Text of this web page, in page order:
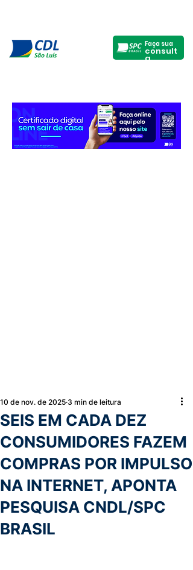
Faça sua
consult
a
SEIS EM CADA DEZ
CONSUMIDORES FAZEM
COMPRAS POR IMPULSO
NA INTERNET, APONTA
PESQUISA CNDL/SPC
BRASIL
10 de nov. de 2025 3 min de leitura